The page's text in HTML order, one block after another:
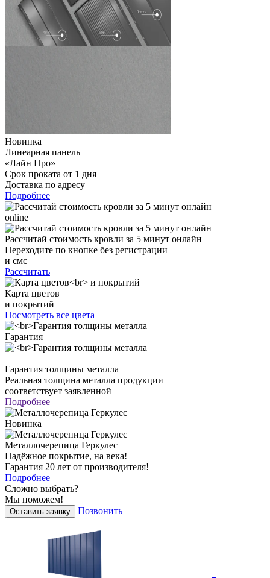
Новинка
Линеарная панель
«Лайн Про»
Срок проката от 1 дня
Доставка по адресу
Подробнее
online
Рассчитай стоимость кровли за 5 минут онлайн
Переходите по кнопке без регистрации
и смс
Рассчитать
Карта цветов
и покрытий
Посмотреть все цвета
Гарантия
Гарантия толщины металла
Реальная толщина металла продукции
соответствует заявленной
Подробнее
Новинка
Металлочерепица Геркулес
Надёжное покрытие, на века!
Гарантия 20 лет от производителя!
Подробнее
Сложно выбрать?
Мы поможем!
Оставить заявку Позвонить